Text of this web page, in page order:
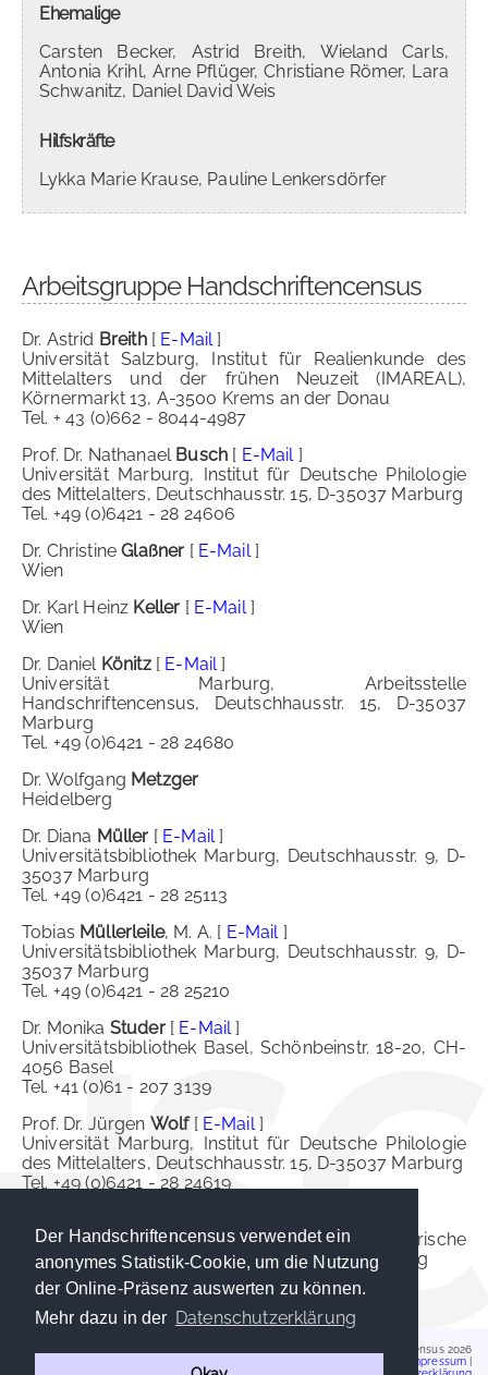
Der Handschriftencensus verwendet ein
anonymes Statistik-Cookie, um die Nutzung
der Online-Präsenz auswerten zu können.
Mehr dazu in der Datenschutzerklärung
Ehemalige
Carsten Becker, Astrid Breith, Wieland Carls,
Antonia Krihl, Arne Pflüger, Christiane Römer, Lara
Schwanitz, Daniel David Weis
Hilfskräfte
Lykka Marie Krause, Pauline Lenkersdörfer
Arbeitsgruppe Handschriftencensus
Dr. Astrid Breith[ E-Mail]
Universität Salzburg, Institut für Realienkunde des
Mittelalters und der frühen Neuzeit (IMAREAL),
Körnermarkt 13, A-3500 Krems an der Donau
Tel. + 43 (0)662 - 8044-4987
Prof. Dr. Nathanael Busch [ E-Mail]
Universität Marburg, Institut für Deutsche Philologie
des Mittelalters, Deutschhausstr. 15, D-35037 Marburg
Tel. +49 (0)6421 - 28 24606
Dr. ChristineGlaßner [ E-Mail]
Wien
Dr. Karl Heinz Keller [ E-Mail]
Wien
Dr. Daniel Könitz[ E-Mail]
Universität Marburg, Arbeitsstelle
Handschriftencensus, Deutschhausstr. 15, D-35037
Marburg
Tel. +49 (0)6421 - 28 24680
Dr. Wolfgang Metzger
Heidelberg
Dr. Diana Müller [ E-Mail]
Universitätsbibliothek Marburg, Deutschhausstr. 9, D-
35037 Marburg
Tel. +49 (0)6421 - 28 25113
Tobias Müllerleile, M. A. [ E-Mail]
Universitätsbibliothek Marburg, Deutschhausstr. 9, D-
35037 Marburg
Tel. +49 (0)6421 - 28 25210
Dr. Monika Studer[ E-Mail]
Universitätsbibliothek Basel, Schönbeinstr. 18-20, CH-
4056 Basel
Tel. +41 (0)61 - 207 3139
Prof. Dr. Jürgen Wolf[ E-Mail]
Universität Marburg, Institut für Deutsche Philologie
des Mittelalters, Deutschhausstr. 15, D-35037 Marburg
Tel. +49 (0)6421 - 28 24619
Universitätsbibliothek Heidelberg, Historische
Sammlungen, Plöck 107-109, D-69117 Heidelberg
Tel. +49 (0)6221 - 54 2592
Handschriftencensus 2026
Impressum